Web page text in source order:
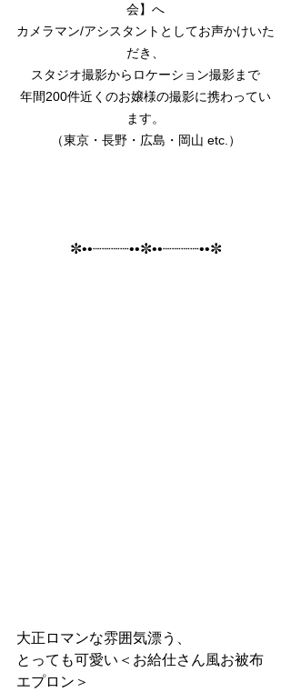
会】へ
カメラマン/アシスタントとしてお声かけいた
だき、
スタジオ撮影からロケーション撮影まで
年間200件近くのお嬢様の撮影に携わってい
ます。​
​（東京・長野・広島・岡山 etc.）
✼••┈┈┈┈••✼••┈┈┈┈••✼
大正ロマンな雰囲気漂う、
とっても可愛い＜お給仕さん風お被布
エプロン＞